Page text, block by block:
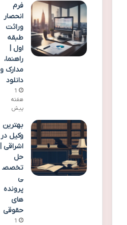
فرم
انحصار
وراثت
طبقه
اول |
راهنما،
مدارک و
دانلود
1
هفته
پیش
بهترین
وکیل در
اشراقی |
حل
تخصص
ی
پرونده
های
حقوقی
1